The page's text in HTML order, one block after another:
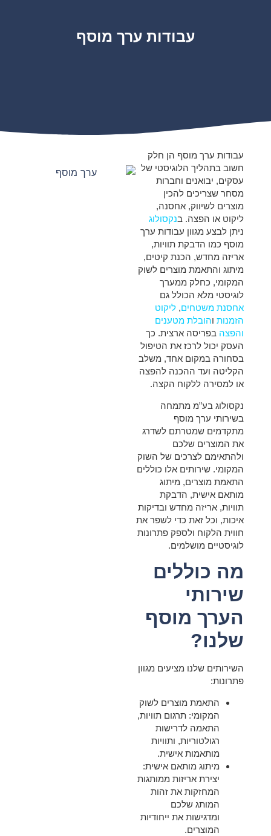
עבודות ערך מוסף
עבודות ערך מוסף הן חלק
חשוב בתהליך הלוגיסטי של
עסקים, יבואנים וחברות
מסחר שצריכים להכין
מוצרים לשיווק, אחסנה,
ליקוט או הפצה. בנקסולוג
ניתן לבצע מגוון עבודות ערך
מוסף כמו הדבקת תוויות,
אריזה מחדש, הכנת קיטים,
מיתוג והתאמת מוצרים לשוק
המקומי, כחלק ממערך
לוגיסטי מלא הכולל גם
אחסנת משטחים, ליקוט
הזמנותוהובלת מטענים
והפצה בפריסה ארצית. כך
העסק יכול לרכז את הטיפול
בסחורה במקום אחד, משלב
הקליטה ועד ההכנה להפצה
או למסירה ללקוח הקצה.
נקסולוג בע”מ מתמחה
בשירותי ערך מוסף
מתקדמים שמטרתם לשדרג
את המוצרים שלכם
ולהתאימם לצרכים של השוק
המקומי. שירותים אלו כוללים
התאמת מוצרים, מיתוג
מותאם אישית, הדבקת
תוויות, אריזה מחדש ובדיקות
איכות, וכל זאת כדי לשפר את
חווית הלקוח ולספק פתרונות
לוגיסטיים מושלמים.
מה כוללים
שירותי
הערך מוסף
שלנו?
השירותים שלנו מציעים מגוון
פתרונות:
התאמת מוצרים לשוק
המקומי: תרגום תוויות,
התאמה לדרישות
רגולטוריות, ותוויות
מותאמות אישית.
מיתוג מותאם אישית:
יצירת אריזות ממותגות
המחזקות את זהות
המותג שלכם
ומדגישות את ייחודיות
המוצרים.